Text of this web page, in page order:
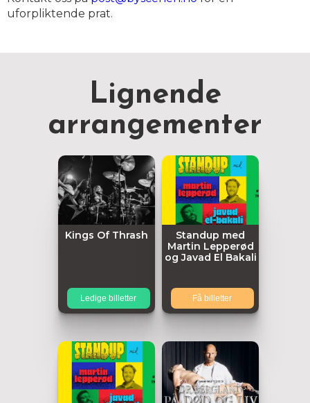
uforpliktende prat.
Lignende
arrangementer
Kings Of Thrash
Ledige billetter
Standup med
Martin Lepperød
og Javad El Bakali
Få billetter